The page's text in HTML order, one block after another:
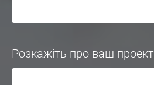
Розкажіть про ваш проект